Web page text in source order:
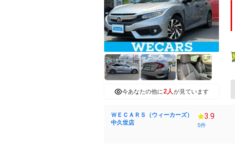
今あなたの他に2人が見ています
ＷＥＣＡＲＳ（ウィーカーズ）
中久世店
3.9
5件